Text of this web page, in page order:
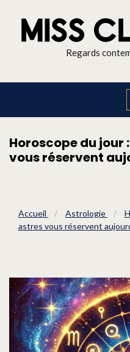
Regards
Horoscope du jour
vous réservent
Accueil / Astrologie /
astres vous réservent